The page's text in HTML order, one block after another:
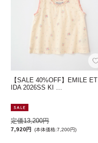
【SALE 40%OFF】EMILE ET
IDA 2026SS KI …
定価13,200円
7,920円 (本体価格:7,200円)